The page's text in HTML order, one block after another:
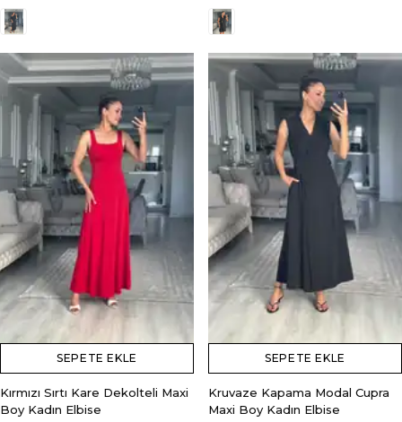
SEPETE EKLE
Kırmızı Sırtı Kare Dekolteli Maxi
Boy Kadın Elbise
SEPETE EKLE
Kruvaze Kapama Modal Cupra
Maxi Boy Kadın Elbise